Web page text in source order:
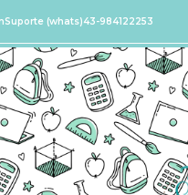
Suporte (whats)43-984122253